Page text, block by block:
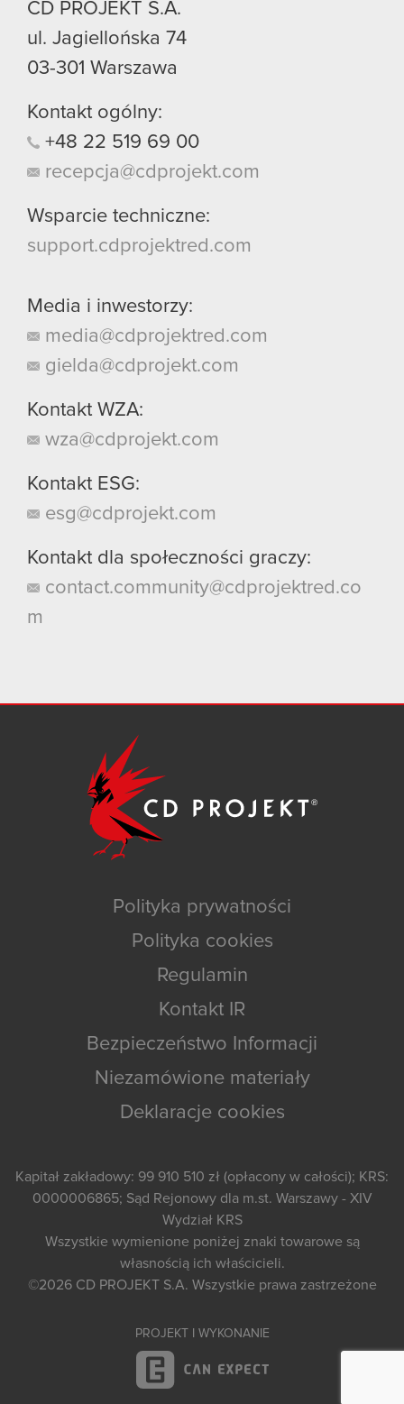
CD PROJEKT S.A.
ul. Jagiellońska 74
03-301 Warszawa
Kontakt ogólny:
+48 22 519 69 00
recepcja@cdprojekt.com
Wsparcie techniczne:
support.cdprojektred.com
Media i inwestorzy:
media@cdprojektred.com
gielda@cdprojekt.com
Kontakt WZA:
wza@cdprojekt.com
Kontakt ESG:
esg@cdprojekt.com
Kontakt dla społeczności graczy:
contact.community@cdprojektred.co
m
Polityka prywatności
Polityka cookies
Regulamin
Kontakt IR
Bezpieczeństwo Informacji
Niezamówione materiały
Deklaracje cookies
Kapitał zakładowy: 99 910 510 zł (opłacony w całości); KRS:
0000006865; Sąd Rejonowy dla m.st. Warszawy - XIV
Wydział KRS
Wszystkie wymienione poniżej znaki towarowe są
własnością ich właścicieli.
©2026 CD PROJEKT S.A. Wszystkie prawa zastrzeżone
PROJEKT I WYKONANIE